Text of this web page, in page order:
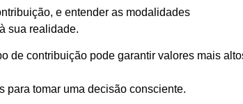
e entender as modalidades
sua realidade.
de contribuição pode garantir valores mais
para tomar uma decisão consciente.